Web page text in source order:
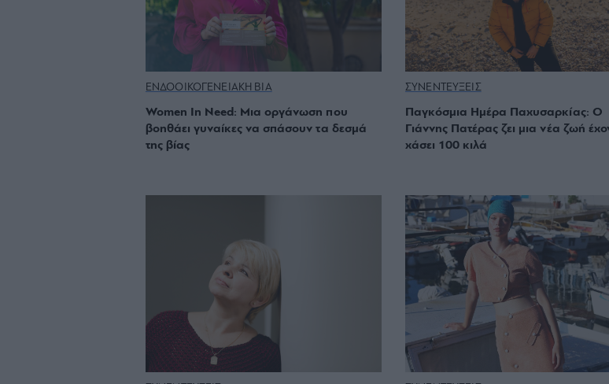
ΕΝΔΟΟΙΚΟΓΕΝΕΙΑΚΗ ΒΙΑ
Women In Need: Μια οργάνωση που
βοηθάει γυναίκες να σπάσουν τα δεσμά
της βίας
ΣΥΝΕΝΤΕΥΞΕΙΣ
Παγκόσμια Ημέρα Παχυσαρκίας: Ο
Γιάννης Πατέρας ζει μια νέα ζωή
χάσει 100 κιλά